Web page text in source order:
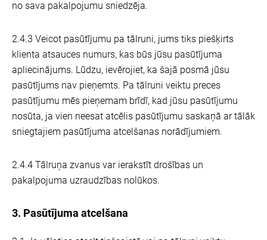
no sava pakalpojumu sniedzēja.
2.4.3 Veicot pasūtījumu pa tālruni, jums tiks piešķirts
klienta atsauces numurs, kas būs jūsu pasūtījuma
apliecinājums. Lūdzu, ievērojiet, ka šajā posmā jūsu
pasūtījums nav pieņemts. Pa tālruni veiktu preces
pasūtījumu mēs pieņemam brīdī, kad jūsu pasūtījumu
nosūta, ja vien neesat atcēlis pasūtījumu saskaņā ar tālāk
sniegtajiem pasūtījuma atcelšanas norādījumiem.
2.4.4 Tālruņa zvanus var ierakstīt drošības un
pakalpojuma uzraudzības nolūkos.
3. Pasūtījuma atcelšana